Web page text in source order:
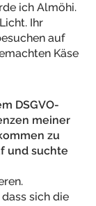
ich Almöhi.
Ihr
auf
Käse
DSGVO-
meiner
zu
und suchte
sich die